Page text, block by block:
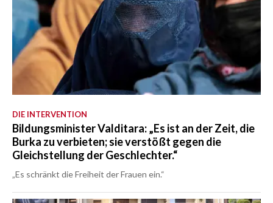
DIE INTERVENTION
Bildungsminister Valditara: „Es ist an der Zeit, die
Burka zu verbieten; sie verstößt gegen die
Gleichstellung der Geschlechter.“
„Es schränkt die Freiheit der Frauen ein.“